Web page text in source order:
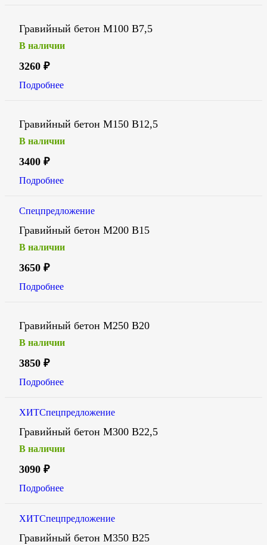
Гравийный бетон М100 В7,5
В наличии
3260 ₽
Подробнее
Гравийный бетон М150 В12,5
В наличии
3400 ₽
Подробнее
Спецпредложение
Гравийный бетон М200 В15
В наличии
3650 ₽
Подробнее
Гравийный бетон М250 В20
В наличии
3850 ₽
Подробнее
ХИТСпецпредложение
Гравийный бетон М300 В22,5
В наличии
3090 ₽
Подробнее
ХИТСпецпредложение
Гравийный бетон М350 В25